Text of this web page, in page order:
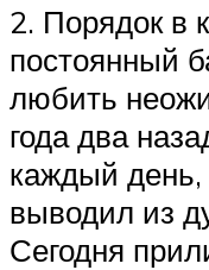
2. Порядок в
постоянный
любить
года два
каждый день,
выводил из
Сегодня